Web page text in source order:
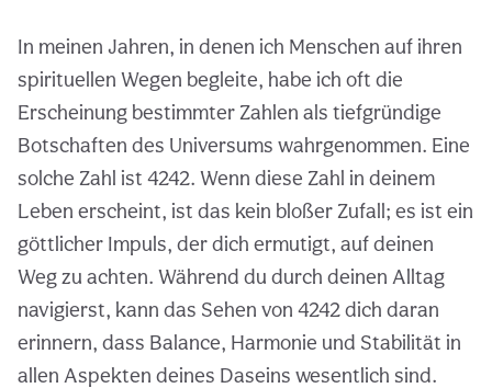
In meinen Jahren, in denen ich Menschen auf ihren
spirituellen Wegen begleite, habe ich oft die
Erscheinung bestimmter Zahlen als tiefgründige
Botschaften des Universums wahrgenommen. Eine
solche Zahl ist 4242. Wenn diese Zahl in deinem
Leben erscheint, ist das kein bloßer Zufall; es ist ein
göttlicher Impuls, der dich ermutigt, auf deinen
Weg zu achten. Während du durch deinen Alltag
navigierst, kann das Sehen von 4242 dich daran
erinnern, dass Balance, Harmonie und Stabilität in
allen Aspekten deines Daseins wesentlich sind.